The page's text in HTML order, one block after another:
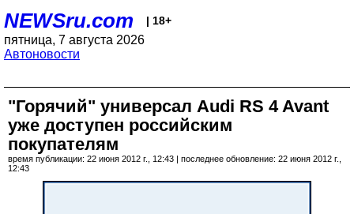
NEWSru.com | 18+
пятница, 7 августа 2026
Автоновости
"Горячий" универсал Audi RS 4 Avant
уже доступен российским
покупателям
время публикации: 22 июня 2012 г., 12:43 | последнее обновление: 22 июня 2012 г.,
12:43